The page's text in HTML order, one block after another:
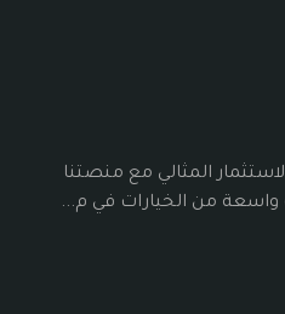
المثالي مع منصتنا
واسعة من الخيارات في م...